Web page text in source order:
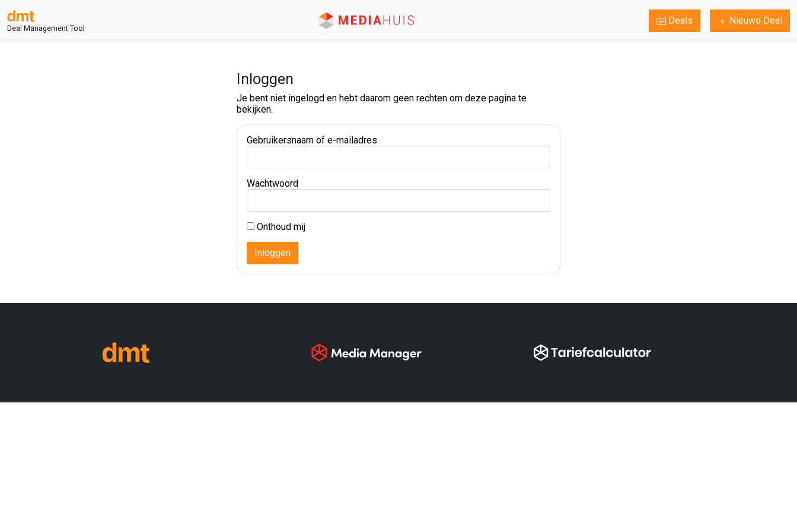
Deal Management Tool
Deals Nieuwe Deal
Inloggen
Je bent niet ingelogd en hebt daarom geen rechten om deze pagina te
bekijken.
Gebruikersnaam of e-mailadres
Wachtwoord
Onthoud mij